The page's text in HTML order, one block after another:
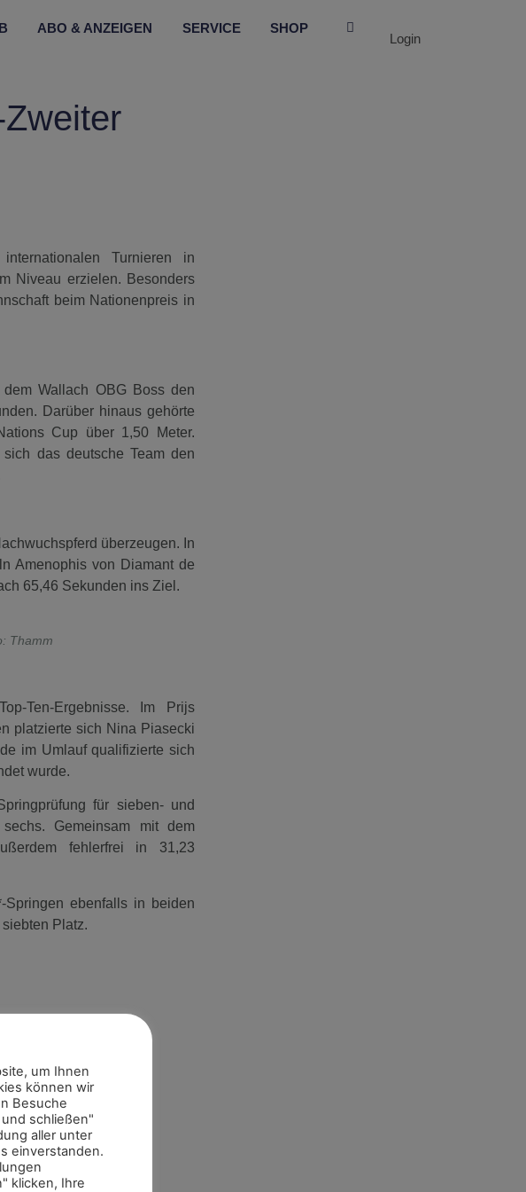
ABO & ANZEIGEN SERVICE SHOP
Login
Turnieren in
Niveau erzielen. Besonders
beim Nationenpreis in
Wallach OBG Boss den
Darüber hinaus gehörte
Cup über 1,50 Meter.
das deutsche Team den
überzeugen. In
Amenophis von Diamant de
65,46 Sekunden ins Ziel.
Thamm
Ten-Ergebnisse. Im Prijs
platzierte sich Nina Piasecki
im Umlauf qualifizierte sich
wurde.
für sieben- und
Gemeinsam mit dem
fehlerfrei in 31,23
ebenfalls in beiden
Platz.
um Ihnen
können wir
Besuche
schließen"
aller unter
einverstanden.
klicken, Ihre